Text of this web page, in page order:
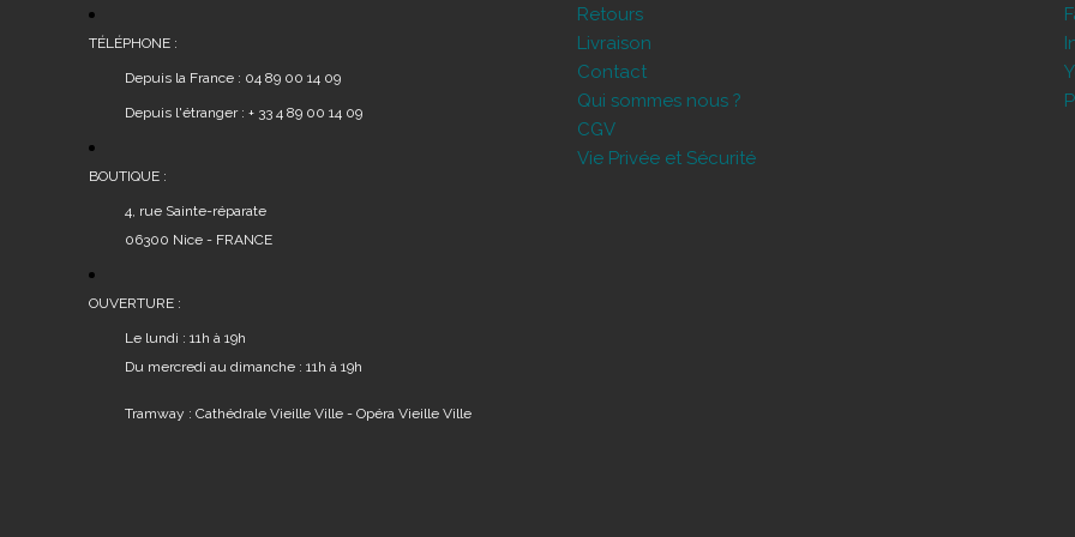
TÉLÉPHONE :
Depuis la France : 04 89 00 14 09
Depuis l'étranger : + 33 4 89 00 14 09
BOUTIQUE :
4, rue Sainte-réparate
06300 Nice - FRANCE
OUVERTURE :
Le lundi : 11h à 19h
Du mercredi au dimanche : 11h à 19h
Tramway : Cathédrale Vieille Ville - Opéra Vieille Ville
Retours
Livraison
Contact
Qui sommes nous ?
CGV
Vie Privée et Sécurité